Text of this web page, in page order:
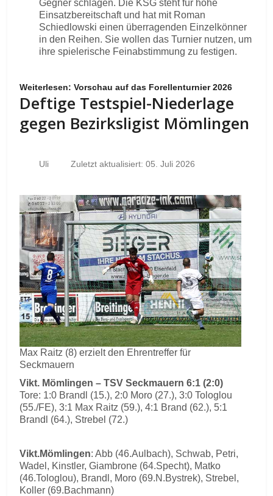
Gegner schlagen. Die KSG steht für hohe
Einsatzbereitschaft und hat mit Roman
Schiedlowski einen überragenden Einzelkönner
in den Reihen. Sie wollen das Turnier nutzen, um
ihre spielerische Feinabstimmung zu festigen.
Weiterlesen: Vorschau auf das Forellenturnier 2026
Deftige Testspiel-Niederlage
gegen Bezirksligist Mömlingen
Uli Zuletzt aktualisiert: 05. Juli 2026
Max Raitz (8) erzielt den Ehrentreffer für
Seckmauern
Vikt. Mömlingen – TSV Seckmauern 6:1 (2:0)
Tore: 1:0 Brandl (15.), 2:0 Moro (27.), 3:0 Tologlou
(55./FE), 3:1 Max Raitz (59.), 4:1 Brand (62.), 5:1
Brandl (64.), Strebel (72.)
Vikt.Mömlingen: Abb (46.Aulbach), Schwab, Petri,
Wadel, Kinstler, Giambrone (64.Specht), Matko
(46.Tologlou), Brandl, Moro (69.N.Bystrek), Strebel,
Koller (69.Bachmann)